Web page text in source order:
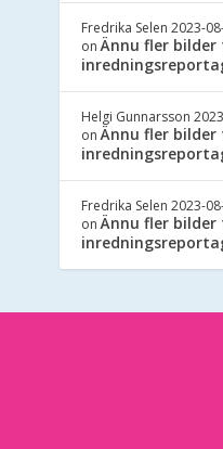
Fredrika Selen 2023-
onÄnnu fler bilder
Helgi Gunnarsson
onÄnnu fler bilder
Fredrika Selen 2023-
onÄnnu fler bilder